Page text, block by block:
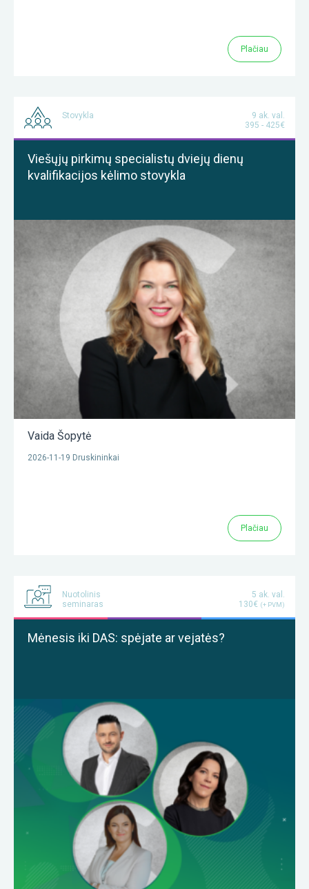
Plačiau
Stovykla
9 ak. val.
395 - 425€
Viešųjų pirkimų specialistų dviejų dienų
kvalifikacijos kėlimo stovykla
Vaida Šopytė
2026-11-19 Druskininkai
Plačiau
Nuotolinis
seminaras
5 ak. val.
130€ (+ PVM)
Mėnesis iki DAS: spėjate ar vejatės?